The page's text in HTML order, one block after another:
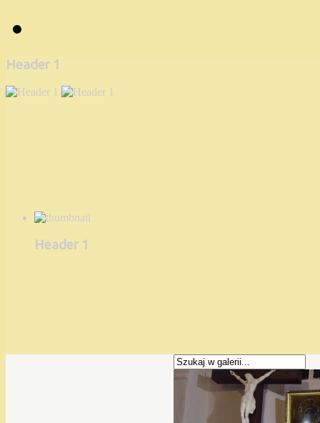
Header 1
Header 1